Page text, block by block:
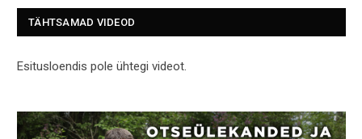
TÄHTSAMAD VIDEOD
Esitusloendis pole ühtegi videot.